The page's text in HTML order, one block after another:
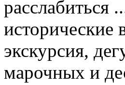
расслабиться
исторические
экскурсия,
марочных и